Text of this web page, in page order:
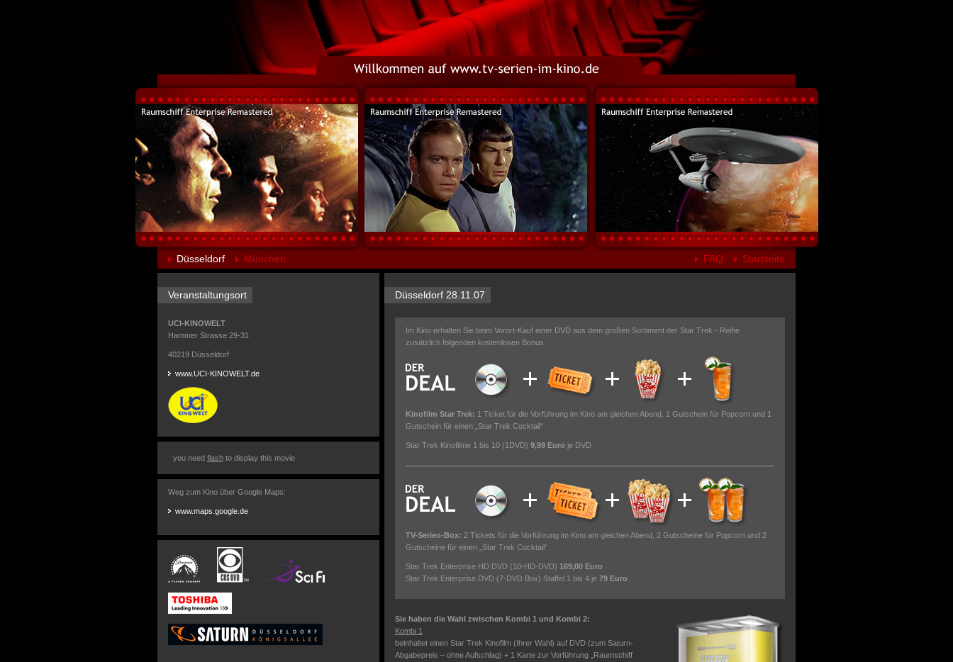
Düsseldorf München FAQ Startseite
Veranstaltungsort
UCI-KINOWELT
Hammer Strasse 29-31
40219 Düsseldorf
www.UCI-KINOWELT.de
you need flashto display this movie
Weg zum Kino über Google Maps:
www.maps.google.de
Düsseldorf 28.11.07
Im Kino erhalten Sie beim Vorort-Kauf einer DVD aus dem großen Sortiment der Star Trek - Reihe
zusätzlich folgenden kostenlosen Bonus:
Kinofilm Star Trek: 1 Ticket für die Vorführung im Kino am gleichen Abend, 1 Gutschein für Popcorn und 1
Gutschein für einen „Star Trek Cocktail“
Star Trek Kinofilme 1 bis 10 (1DVD) 9,99 Euro je DVD
TV-Serien-Box: 2 Tickets für die Vorführung im Kino am gleichen Abend, 2 Gutscheine für Popcorn und 2
Gutscheine für einen „Star Trek Cocktail“
Star Trek Enterprise HD DVD (10-HD-DVD) 169,00 Euro
Star Trek Enterprise DVD (7-DVD Box) Staffel 1 bis 4 je 79 Euro
Sie haben die Wahl zwischen Kombi 1 und Kombi 2:
Kombi 1
beinhaltet einen Star Trek Kinofilm (Ihrer Wahl) auf DVD (zum Saturn-
Abgabepreis – ohne Aufschlag) + 1 Karte zur Vorführung „Raumschiff